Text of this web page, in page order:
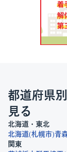
都道府県
見る
北海道・東北
北海道 札幌市 青
関東